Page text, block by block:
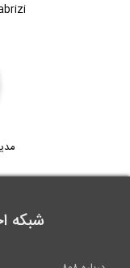
شبکه